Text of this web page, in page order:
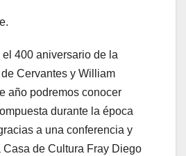
400 aniversario de la
Cervantes y William
año podremos conocer
durante la época
a una conferencia y
de Cultura Fray Diego